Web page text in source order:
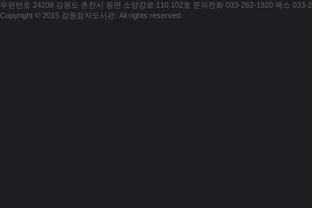
우편번호 24209 강원도 춘천시 동면 소양강로 110 102호 문의전화 033-262-1920 팩스 033-
Copyright © 2015 강원점자도서관. All rights reserved.